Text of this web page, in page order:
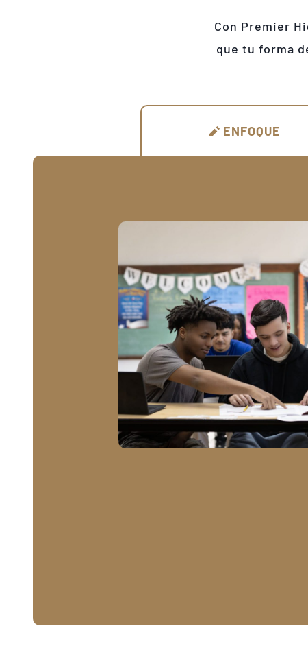
Con Premier
que tu forma
ENFOQUE